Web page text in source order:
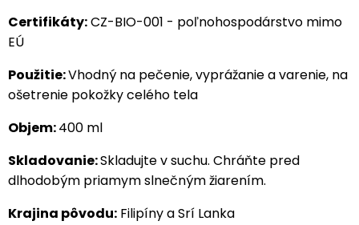
Certifikáty:CZ-BIO-001 - poľnohospodárstvo mimo
EÚ
Použitie:Vhodný na pečenie, vyprážanie a varenie, na
ošetrenie pokožky celého tela
Objem:400 ml
Skladovanie:Skladujte v suchu. Chráňte pred
dlhodobým priamym slnečným žiarením.
Krajina pôvodu: Filipíny a Srí Lanka